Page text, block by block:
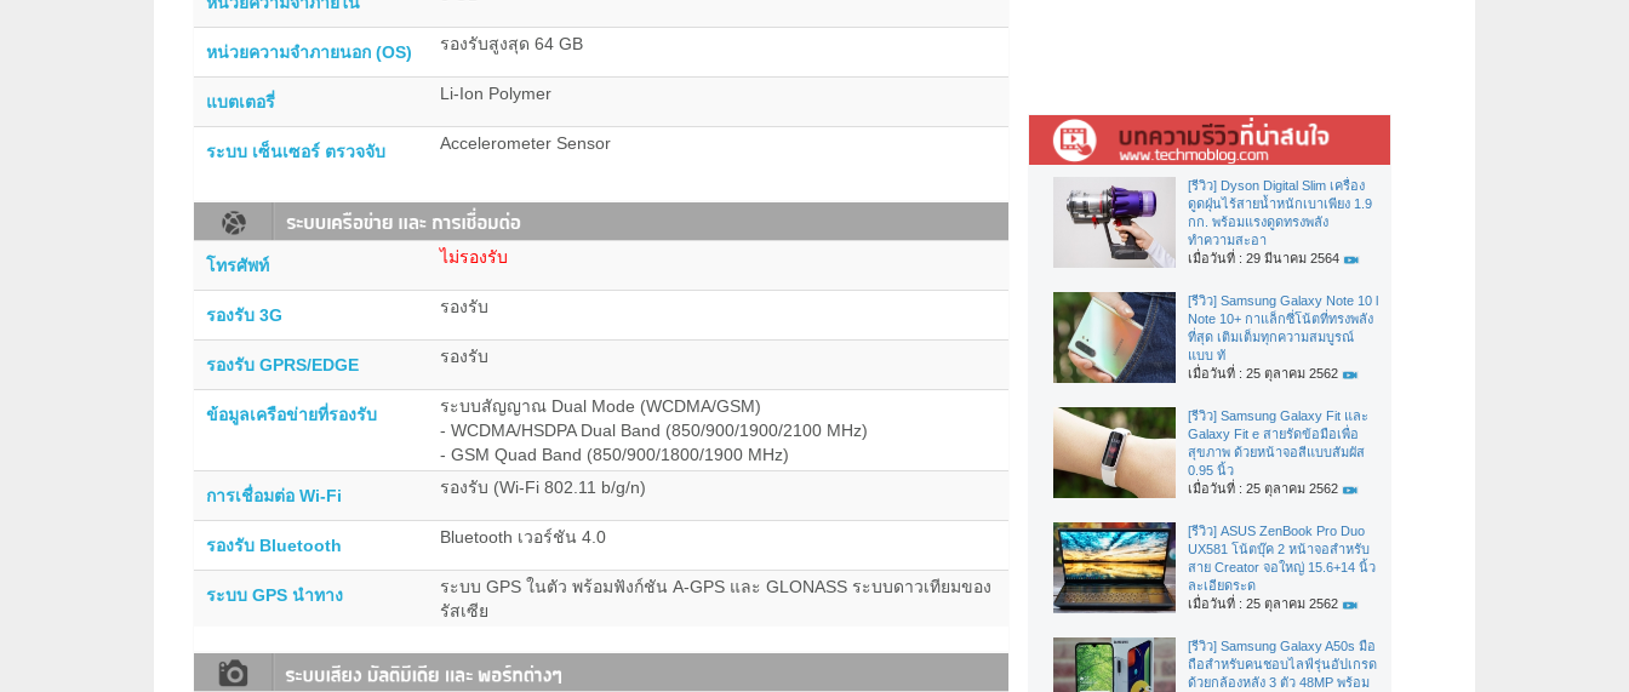
หน่วยความจำภายนอก (OS) รองรับสูงสุด 64 GB
แบตเตอรี่ Li-Ion Polymer
ระบบ เซ็นเซอร์ ตรวจจับ Accelerometer Sensor
โทรศัพท์ ไม่รองรับ
รองรับ 3G รองรับ
รองรับ GPRS/EDGE รองรับ
ข้อมูลเครือข่ายที่รองรับ
ระบบสัญญาณ Dual Mode (WCDMA/GSM)
- WCDMA/HSDPA Dual Band (850/900/1900/2100 MHz)
- GSM Quad Band (850/900/1800/1900 MHz)
การเชื่อมต่อ Wi-Fi รองรับ (Wi-Fi 802.11 b/g/n)
รองรับ Bluetooth Bluetooth เวอร์ชัน 4.0
ระบบ GPS นำทาง
ระบบ GPS ในตัว พร้อมฟังก์ชัน A-GPS และ GLONASS ระบบดาวเทียมของ
รัสเซีย
[รีวิว] Dyson Digital Slim เครื่อง
ดูดฝุ่นไร้สายน้ำหนักเบาเพียง 1.9
กก. พร้อมแรงดูดทรงพลัง
ทำความสะอา
เมื่อวันที่ : 29 มีนาคม 2564
[รีวิว] Samsung Galaxy Note 10 l
Note 10+ กาแล็กซี่โน้ตที่ทรงพลัง
ที่สุด เติมเต็มทุกความสมบูรณ์
แบบ ทั
เมื่อวันที่ : 25 ตุลาคม 2562
[รีวิว] Samsung Galaxy Fit และ
Galaxy Fit e สายรัดข้อมือเพื่อ
สุขภาพ ด้วยหน้าจอสีแบบสัมผัส
0.95 นิ้ว
เมื่อวันที่ : 25 ตุลาคม 2562
[รีวิว] ASUS ZenBook Pro Duo
UX581 โน้ตบุ๊ค 2 หน้าจอสำหรับ
สาย Creator จอใหญ่ 15.6+14 นิ้ว
ละเอียดระด
เมื่อวันที่ : 25 ตุลาคม 2562
[รีวิว] Samsung Galaxy A50s มือ
ถือสำหรับคนชอบไลฟ์รุ่นอัปเกรด
ด้วยกล้องหลัง 3 ตัว 48MP พร้อม